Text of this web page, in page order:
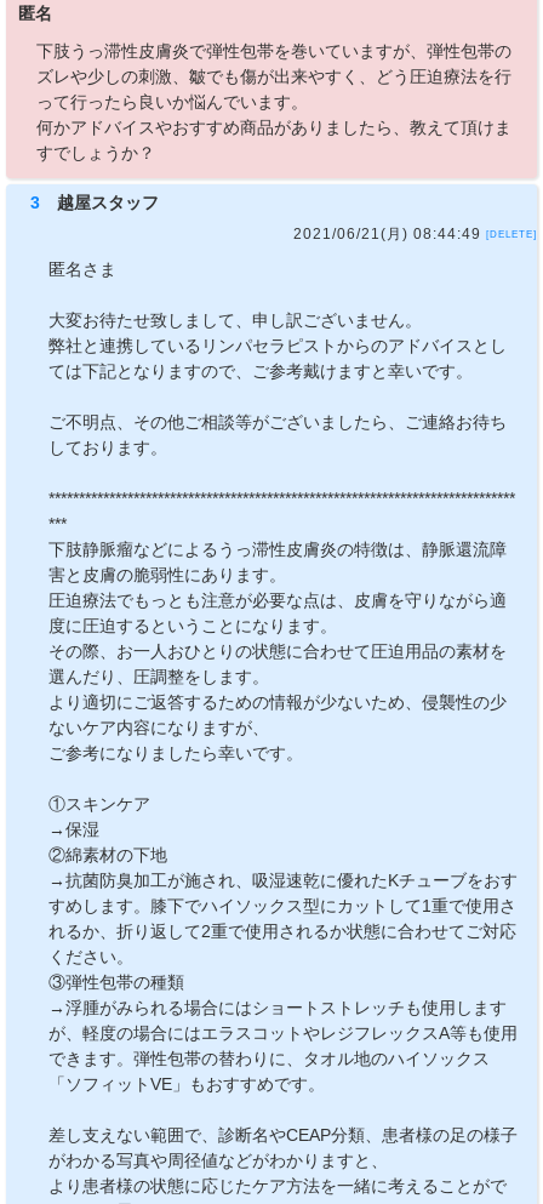
匿名
下肢うっ滞性皮膚炎で弾性包帯を巻いていますが、弾性包帯の
ズレや少しの刺激、皺でも傷が出来やすく、どう圧迫療法を行
って行ったら良いか悩んでいます。
何かアドバイスやおすすめ商品がありましたら、教えて頂けま
すでしょうか？
3 越屋スタッフ
2021/06/21(月) 08:44:49 [DELETE]
匿名さま
大変お待たせ致しまして、申し訳ございません。
弊社と連携しているリンパセラピストからのアドバイスとし
ては下記となりますので、ご参考戴けますと幸いです。
ご不明点、その他ご相談等がございましたら、ご連絡お待ち
しております。
*****************************************************************************
***
下肢静脈瘤などによるうっ滞性皮膚炎の特徴は、静脈還流障
害と皮膚の脆弱性にあります。
圧迫療法でもっとも注意が必要な点は、皮膚を守りながら適
度に圧迫するということになります。
その際、お一人おひとりの状態に合わせて圧迫用品の素材を
選んだり、圧調整をします。
より適切にご返答するための情報が少ないため、侵襲性の少
ないケア内容になりますが、
ご参考になりましたら幸いです。
①スキンケア
→保湿
②綿素材の下地
→抗菌防臭加工が施され、吸湿速乾に優れたKチューブをおす
すめします。膝下でハイソックス型にカットして1重で使用さ
れるか、折り返して2重で使用されるか状態に合わせてご対応
ください。
③弾性包帯の種類
→浮腫がみられる場合にはショートストレッチも使用します
が、軽度の場合にはエラスコットやレジフレックスA等も使用
できます。弾性包帯の替わりに、タオル地のハイソックス
「ソフィットVE」もおすすめです。
差し支えない範囲で、診断名やCEAP分類、患者様の足の様子
がわかる写真や周径値などがわかりますと、
より患者様の状態に応じたケア方法を一緒に考えることがで